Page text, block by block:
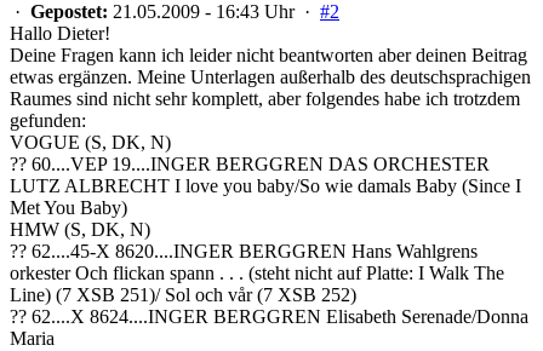
· Gepostet: 21.05.2009 - 16:43 Uhr · #2
Hallo Dieter!
Deine Fragen kann ich leider nicht beantworten aber deinen Beitrag
etwas ergänzen. Meine Unterlagen außerhalb des deutschsprachigen
Raumes sind nicht sehr komplett, aber folgendes habe ich trotzdem
gefunden:
VOGUE (S, DK, N)
?? 60....VEP 19....INGER BERGGREN DAS ORCHESTER
LUTZ ALBRECHT I love you baby/So wie damals Baby (Since I
Met You Baby)
HMW (S, DK, N)
?? 62....45-X 8620....INGER BERGGREN Hans Wahlgrens
orkester Och flickan spann . . . (steht nicht auf Platte: I Walk The
Line) (7 XSB 251)/ Sol och vår (7 XSB 252)
?? 62....X 8624....INGER BERGGREN Elisabeth Serenade/Donna
Maria